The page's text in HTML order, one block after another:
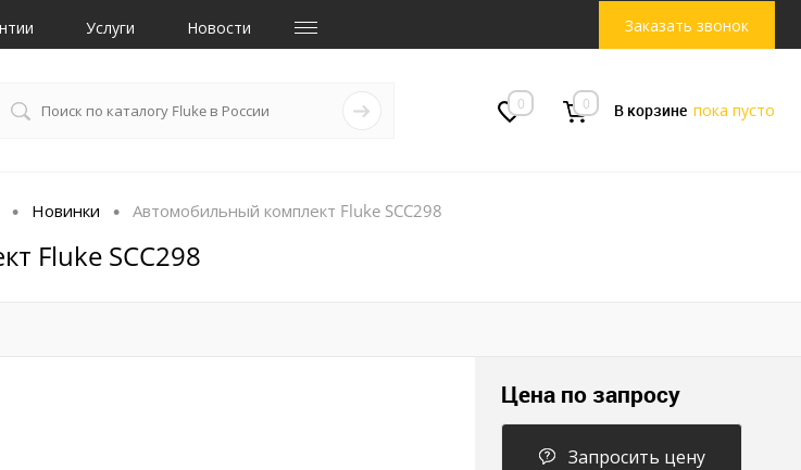
Услуги Новости Заказать звонок
0 0 В корзине пока пусто
• Новинки • Автомобильный комплект Fluke SCC298
Fluke SCC298
Цена по запросу
Запросить цену